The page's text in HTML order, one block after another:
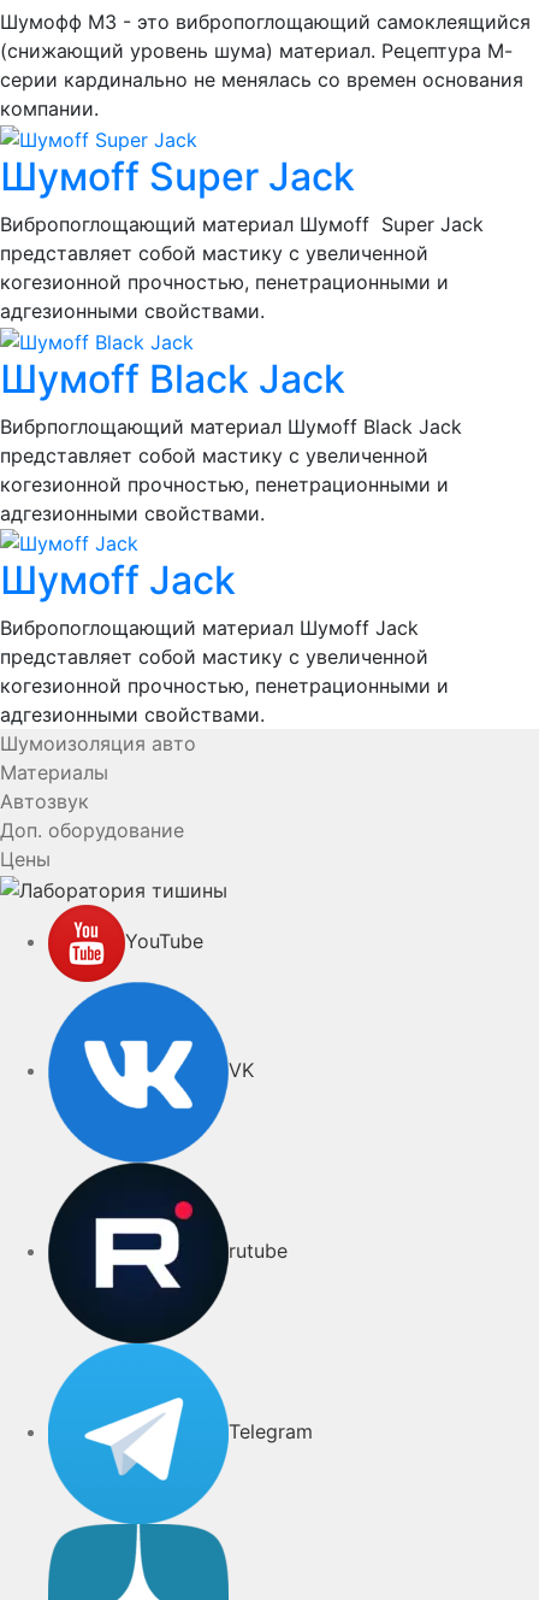
Шумофф М3 - это вибропоглощающий самоклеящийся
(снижающий уровень шума) материал. Рецептура М-
серии кардинально не менялась со времен основания
компании.
Шумоff Super Jack
Вибропоглощающий материал Шумоff Super Jack
представляет собой мастику с увеличенной
когезионной прочностью, пенетрационными и
адгезионными свойствами.
Шумоff Black Jack
Вибрпоглощающий материал Шумоff Black Jack
представляет собой мастику с увеличенной
когезионной прочностью, пенетрационными и
адгезионными свойствами.
Шумоff Jack
Вибропоглощающий материал Шумоff Jack
представляет собой мастику с увеличенной
когезионной прочностью, пенетрационными и
адгезионными свойствами.
Шумоизоляция авто
Материалы
Автозвук
Доп. оборудование
Цены
YouTube
VK
rutube
Telegram